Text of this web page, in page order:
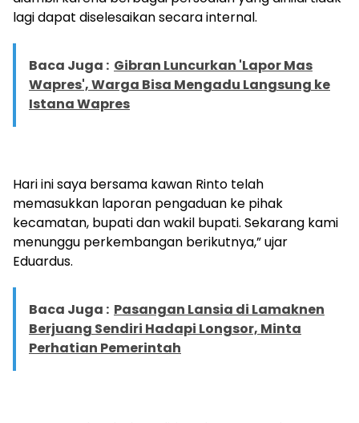
lagi dapat diselesaikan secara internal.
Baca Juga : Gibran Luncurkan 'Lapor Mas
Wapres', Warga Bisa Mengadu Langsung ke
Istana Wapres
Hari ini saya bersama kawan Rinto telah
memasukkan laporan pengaduan ke pihak
kecamatan, bupati dan wakil bupati. Sekarang kami
menunggu perkembangan berikutnya,” ujar
Eduardus.
Baca Juga : Pasangan Lansia di Lamaknen
Berjuang Sendiri Hadapi Longsor, Minta
Perhatian Pemerintah